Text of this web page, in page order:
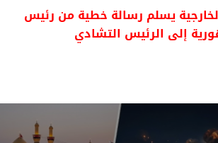
يسلم رسالة خطية من رئيس
إلى الرئيس التشادي